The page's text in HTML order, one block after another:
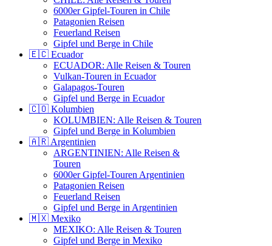
6000er Gipfel-Touren in Chile
Patagonien Reisen
Feuerland Reisen
Gipfel und Berge in Chile
🇪🇨 Ecuador
ECUADOR: Alle Reisen & Touren
Vulkan-Touren in Ecuador
Galapagos-Touren
Gipfel und Berge in Ecuador
🇨🇴 Kolumbien
KOLUMBIEN: Alle Reisen & Touren
Gipfel und Berge in Kolumbien
🇦🇷 Argentinien
ARGENTINIEN: Alle Reisen &
Touren
6000er Gipfel-Touren Argentinien
Patagonien Reisen
Feuerland Reisen
Gipfel und Berge in Argentinien
🇲🇽 Mexiko
MEXIKO: Alle Reisen & Touren
Gipfel und Berge in Mexiko